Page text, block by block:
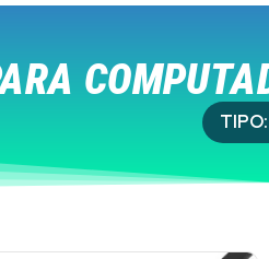
TIPO: